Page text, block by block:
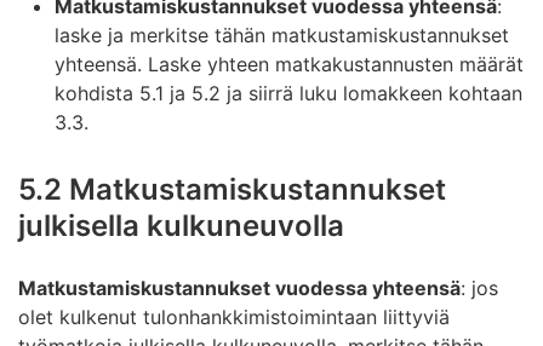
Matkustamiskustannukset vuodessa yhteensä:
laske ja merkitse tähän matkustamiskustannukset
yhteensä. Laske yhteen matkakustannusten määrät
kohdista 5.1 ja 5.2 ja siirrä luku lomakkeen kohtaan
3.3.
5.2 Matkustamiskustannukset
julkisella kulkuneuvolla
Matkustamiskustannukset vuodessa yhteensä: jos
olet kulkenut tulonhankkimistoimintaan liittyviä